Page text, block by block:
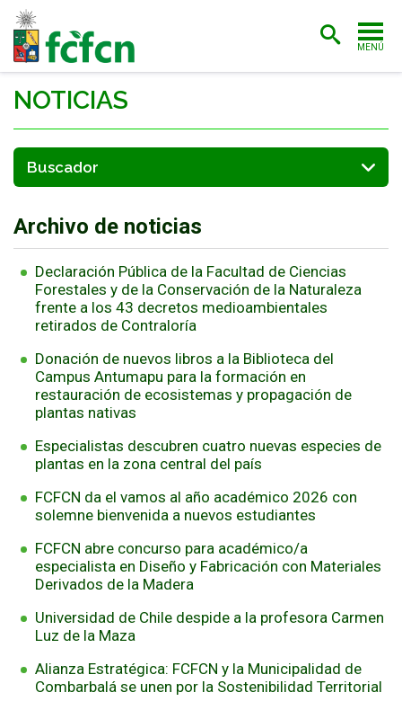
MENÚ
ADMISIÓN
INVESTIGACIÓN
EXTENSIÓN
BIBLIOTECA
FACULTAD
ESTUDIANTES ACADÉMICAS/OS
FUNCIONARIAS/OS EGRESADAS/OS
NOTICIAS
Archivo de noticias
Declaración Pública de la Facultad de Ciencias
Forestales y de la Conservación de la Naturaleza
frente a los 43 decretos medioambientales
retirados de Contraloría
Donación de nuevos libros a la Biblioteca del
Campus Antumapu para la formación en
restauración de ecosistemas y propagación de
plantas nativas
Especialistas descubren cuatro nuevas especies de
plantas en la zona central del país
FCFCN da el vamos al año académico 2026 con
solemne bienvenida a nuevos estudiantes
FCFCN abre concurso para académico/a
especialista en Diseño y Fabricación con Materiales
Derivados de la Madera
​Universidad de Chile despide a la profesora Carmen
Luz de la Maza
Alianza Estratégica: FCFCN y la Municipalidad de
Combarbalá se unen por la Sostenibilidad Territorial